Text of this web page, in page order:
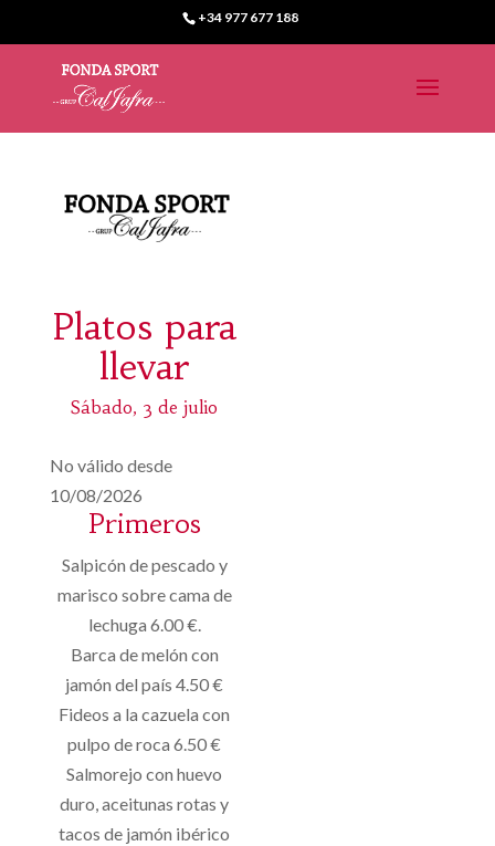
+34 977 677 188
Platos para
llevar
Sábado, 3 de julio
No válido desde
10/08/2026
Primeros
Salpicón de pescado y
marisco sobre cama de
lechuga 6.00 €.
Barca de melón con
jamón del país 4.50 €
Fideos a la cazuela con
pulpo de roca 6.50 €
Salmorejo con huevo
duro, aceitunas rotas y
tacos de jamón ibérico